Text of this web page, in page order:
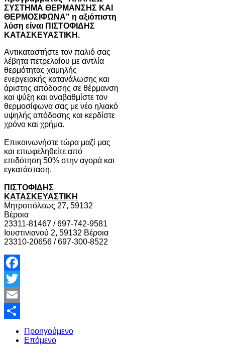
ΣΥΣΤΗΜΑ ΘΕΡΜΑΝΣΗΣ ΚΑΙ
ΘΕΡΜΟΣΙΦΩΝΑ" η αξιόπιστη
λύση είναι ΠΙΣΤΟΦΙΔΗΣ
ΚΑΤΑΣΚΕΥΑΣΤΙΚΗ.
Αντικαταστήστε τον παλιό σας
λέβητα πετρελαίου με αντλία
θερμότητας χαμηλής
ενεργειακής κατανάλωσης και
άριστης απόδοσης σε θέρμανση
και ψύξη και αναβαθμίστε τον
θερμοσίφωνα σας με νέο ηλιακό
υψηλής απόδοσης και κερδίστε
χρόνο και χρήμα.
Επικοινωνήστε τώρα μαζί μας
και επωφεληθείτε από
επιδότηση 50% στην αγορά και
εγκατάσταση.
ΠΙΣΤΟΦΙΔΗΣ
ΚΑΤΑΣΚΕΥΑΣΤΙΚΗ
Μητροπόλεως 27, 59132
Βέροια
23311-81467 / 697-742-9581
Ιουστινιανού 2, 59132 Βέροια
23310-20656 / 697-300-8522
Facebook
Twitter
Email
Share
Προηγούμενο
Επόμενο